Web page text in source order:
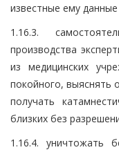
известные ему
1.16.3.
производства
из медицинских
покойного, выяснять
получать
близких без
1.16.4. уничтожать